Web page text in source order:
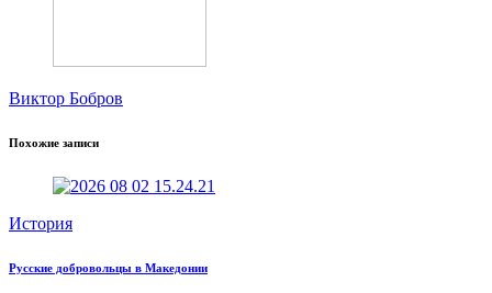
Виктор Бобров
Похожие записи
История
Русские добровольцы в Македонии